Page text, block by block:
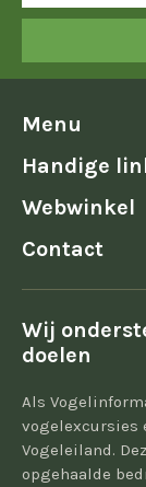
Menu
Handige
Webwinkel
Contact
Wij
doelen
Als
vogelexcursies
Vogeleiland.
opgehaalde